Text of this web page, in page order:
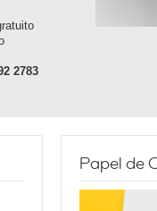
2783
Papel de